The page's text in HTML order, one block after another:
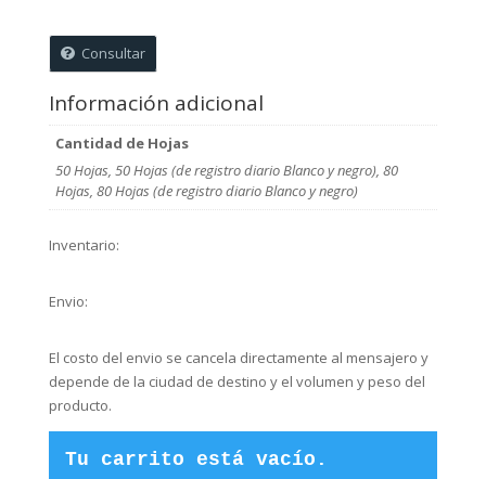
Primera
Comunión
Consultar
Información adicional
Cantidad de Hojas
50 Hojas, 50 Hojas (de registro diario Blanco y negro), 80
Hojas, 80 Hojas (de registro diario Blanco y negro)
Inventario:
Envio:
El costo del envio se cancela directamente al mensajero y
depende de la ciudad de destino y el volumen y peso del
producto.
Tu carrito está vacío.